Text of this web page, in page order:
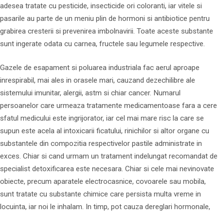
adesea tratate cu pesticide, insecticide ori coloranti, iar vitele si
pasarile au parte de un meniu plin de hormoni si antibiotice pentru
grabirea cresterii si prevenirea imbolnavirii. Toate aceste substante
sunt ingerate odata cu carnea, fructele sau legumele respective.
Gazele de esapament si poluarea industriala fac aerul aproape
inrespirabil, mai ales in orasele mari, cauzand dezechilibre ale
sistemului imunitar, alergii, astm si chiar cancer. Numarul
persoanelor care urmeaza tratamente medicamentoase fara a cere
sfatul medicului este ingrijorator, iar cel mai mare risc la care se
supun este acela al intoxicarii ficatului, rinichilor si altor organe cu
substantele din compozitia respectivelor pastile administrate in
exces. Chiar si cand urmam un tratament indelungat recomandat de
specialist detoxificarea este necesara. Chiar si cele mai nevinovate
obiecte, precum aparatele electrocasnice, covoarele sau mobila,
sunt tratate cu substante chimice care persista multa vreme in
locuinta, iar noi le inhalam. In timp, pot cauza dereglari hormonale,